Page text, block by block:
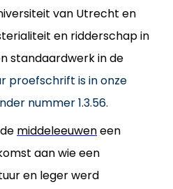
van Utrecht en
en ridderschap in
standaardwerk in de
proefschrift is in onze
nummer 1.3.56.
middeleeuweneen
aan wie een
en leger werd